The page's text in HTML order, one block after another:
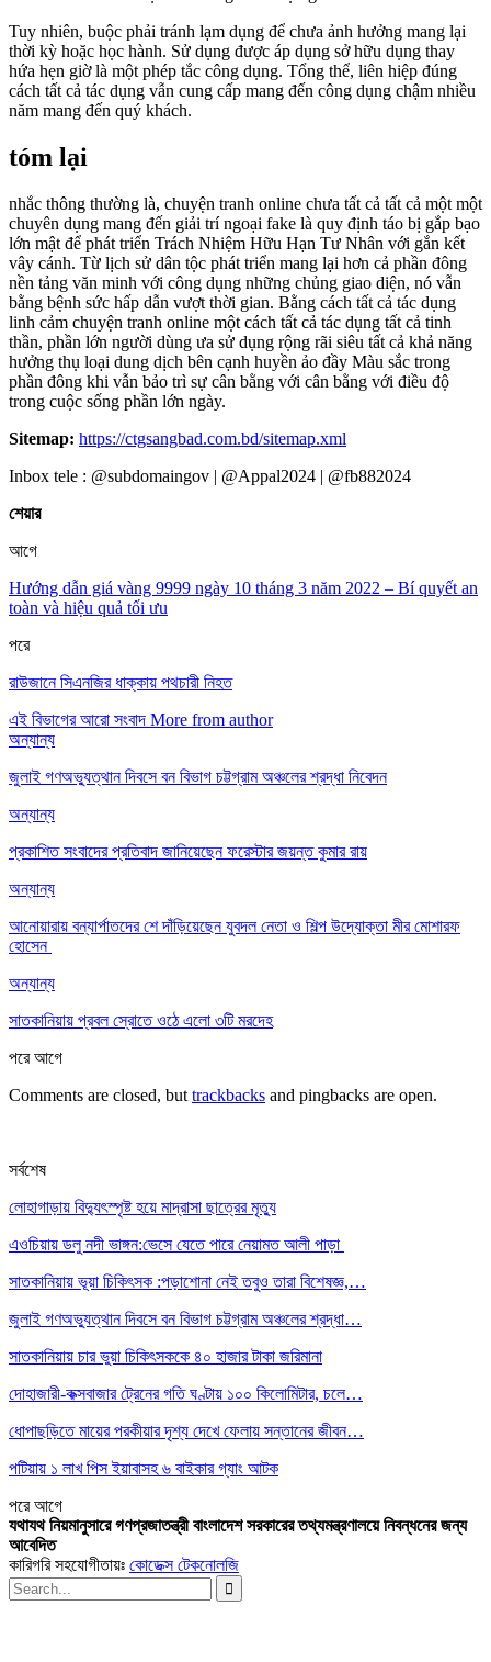
Tuy nhiên, buộc phải tránh lạm dụng để chưa ảnh hưởng mang lại
thời kỳ hoặc học hành. Sử dụng được áp dụng sở hữu dụng thay
hứa hẹn giờ là một phép tắc công dụng. Tổng thể, liên hiệp đúng
cách tất cả tác dụng vẫn cung cấp mang đến công dụng chậm nhiều
năm mang đến quý khách.
tóm lại
nhắc thông thường là, chuyện tranh online chưa tất cả tất cả một một
chuyên dụng mang đến giải trí ngoại fake là quy định táo bị gắp bạo
lớn mật để phát triển Trách Nhiệm Hữu Hạn Tư Nhân với gắn kết
vây cánh. Từ lịch sử dân tộc phát triển mang lại hơn cả phần đông
nền tảng văn minh với công dụng những chủng giao diện, nó vẫn
bằng bệnh sức hấp dẫn vượt thời gian. Bằng cách tất cả tác dụng
linh cảm chuyện tranh online một cách tất cả tác dụng tất cả tinh
thần, phần lớn người dùng ưa sử dụng rộng rãi siêu tất cả khả năng
hưởng thụ loại dung dịch bên cạnh huyền ảo đầy Màu sắc trong
phần đông khi vẫn bảo trì sự cân bằng với cân bằng với điều độ
trong cuộc sống phần lớn ngày.
Sitemap: https://ctgsangbad.com.bd/sitemap.xml
Inbox tele : @subdomaingov | @Appal2024 | @fb882024
শেয়ার
আগে
Hướng dẫn giá vàng 9999 ngày 10 tháng 3 năm 2022 – Bí quyết an
toàn và hiệu quả tối ưu
পরে
রাউজানে সিএনজির ধাক্কায় পথচারী নিহত
এই বিভাগের আরো সংবাদ More from author
অন্যান্য
জুলাই গণঅভ্যুত্থান দিবসে বন বিভাগ চট্টগ্রাম অঞ্চলের শ্রদ্ধা নিবেদন
অন্যান্য
প্রকাশিত সংবাদের প্রতিবাদ জানিয়েছেন ফরেস্টার জয়ন্ত কুমার রায়
অন্যান্য
আনোয়ারায় বন্যার্পাতদের শে দাঁড়িয়েছেন যুবদল নেতা ও শিল্প উদ্যোক্তা মীর মোশারফ
হোসেন ‎
অন্যান্য
সাতকানিয়ায় প্রবল স্রোতে ওঠে এলো ৩টি মরদেহ
পরেআগে
Comments are closed, but trackbacks and pingbacks are open.
সর্বশেষ
লোহাগাড়ায় বিদ্যুৎস্পৃষ্ট হয়ে মাদ্রাসা ছাত্রের মৃত্যু
এওচিয়ায় ডলু নদী ভাঙ্গন:ভেসে যেতে পারে নেয়ামত আলী পাড়া
সাতকানিয়ায় ভূয়া চিকিৎসক :পড়াশোনা নেই তবুও তারা বিশেষজ্ঞ,…
জুলাই গণঅভ্যুত্থান দিবসে বন বিভাগ চট্টগ্রাম অঞ্চলের শ্রদ্ধা…
সাতকানিয়ায় চার ভুয়া চিকিৎসককে ৪০ হাজার টাকা জরিমানা
দোহাজারী-কক্সবাজার ট্রেনের গতি ঘণ্টায় ১০০ কিলোমিটার, চলে…
ধোপাছড়িতে মায়ের পরকীয়ার দৃশ্য দেখে ফেলায় সন্তানের জীবন…
পটিয়ায় ১ লাখ পিস ইয়াবাসহ ৬ বাইকার গ্যাং আটক
পরেআগে
যথাযথ নিয়মানুসারে গণপ্রজাতন্ত্রী বাংলাদেশ সরকারের তথ্যমন্ত্রণালয়ে নিবন্ধনের জন্য
আবেদিত
কারিগরি সহযোগীতায়ঃ কোডেক্স টেকনোলজি